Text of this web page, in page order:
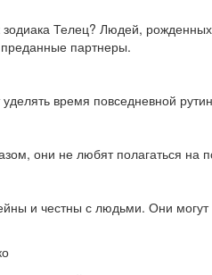
зодиака Телец? Людей,
партнеры.
время повседневной
они не любят полагаться на
и честны с людьми. Они